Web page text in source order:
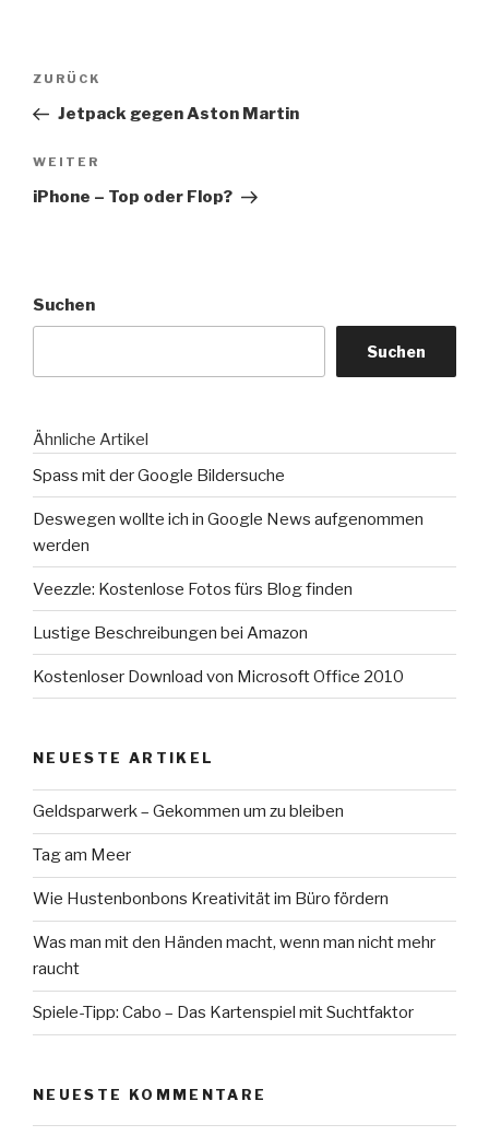
Beitragsnavigation
Vorheriger
Beitrag
ZURÜCK
Jetpack gegen Aston Martin
Nächster
Beitrag
WEITER
iPhone – Top oder Flop?
Suchen
Suchen
Ähnliche Artikel
Spass mit der Google Bildersuche
Deswegen wollte ich in Google News aufgenommen
werden
Veezzle: Kostenlose Fotos fürs Blog finden
Lustige Beschreibungen bei Amazon
Kostenloser Download von Microsoft Office 2010
NEUESTE ARTIKEL
Geldsparwerk – Gekommen um zu bleiben
Tag am Meer
Wie Hustenbonbons Kreativität im Büro fördern
Was man mit den Händen macht, wenn man nicht mehr
raucht
Spiele-Tipp: Cabo – Das Kartenspiel mit Suchtfaktor
NEUESTE KOMMENTARE